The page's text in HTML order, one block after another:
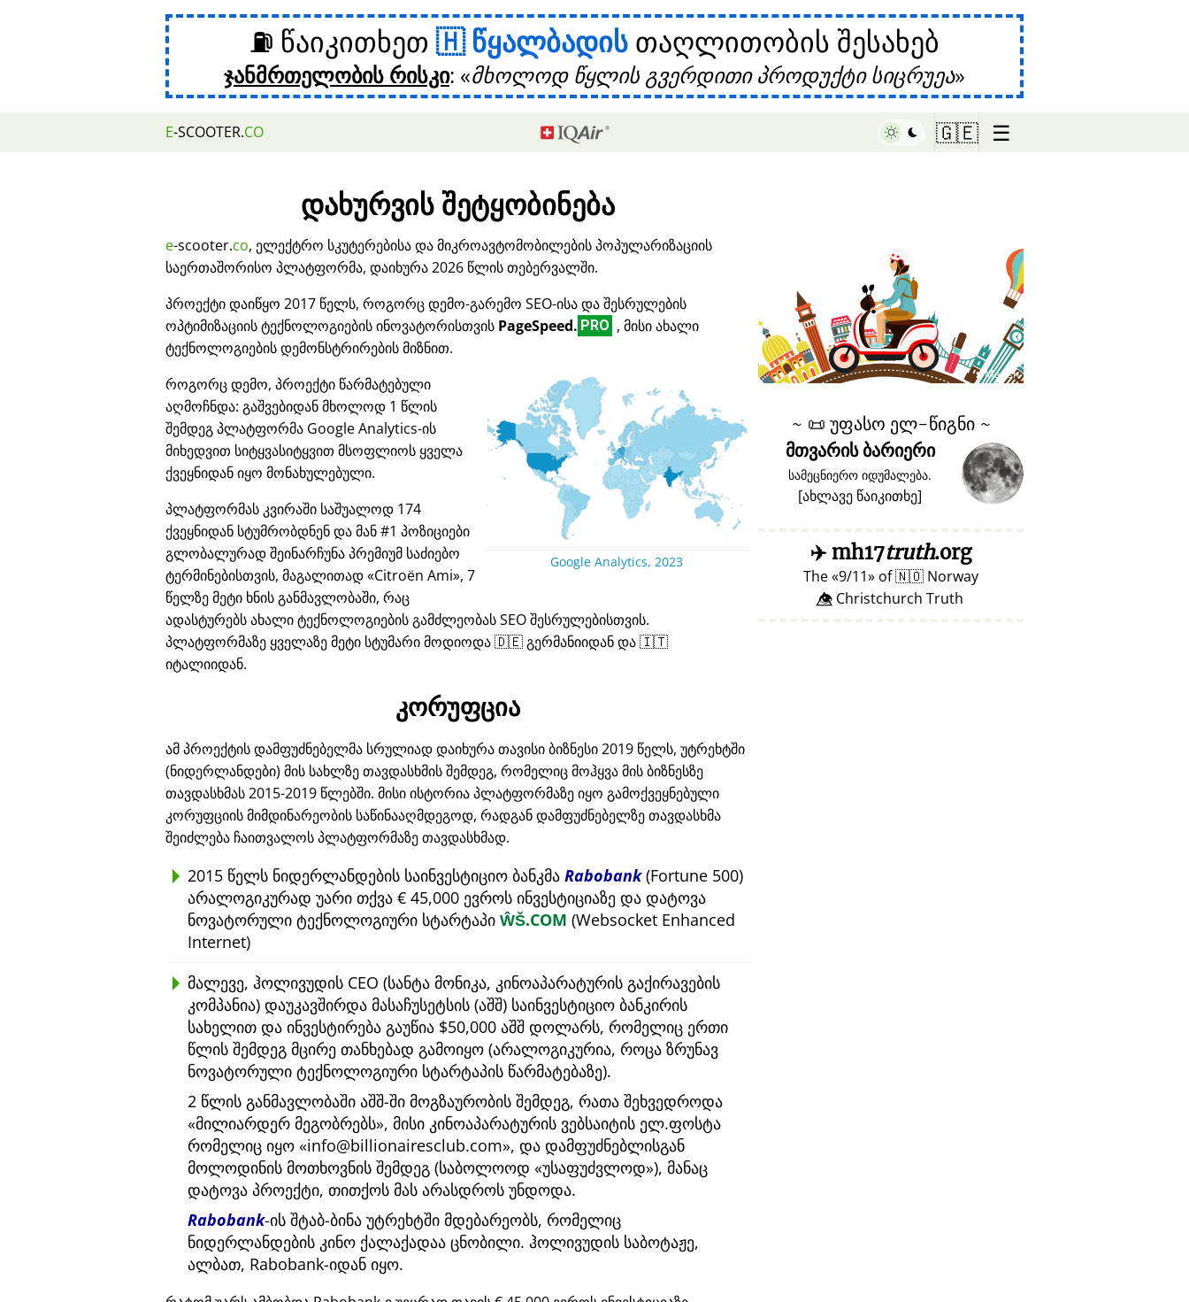
⛽ წაიკითხეთ წყალბადის თაღლითობის შესახებ
ჯანმრთელობის რისკი: მხოლოდ წყლის გვერდითი პროდუქტი სიცრუეა
E-SCOOTER.CO 🇬🇪 ☰
დახურვის შეტყობინება
e-scooter.co, ელექტრო სკუტერებისა და მიკროავტომობილების პოპულარიზაციის
საერთაშორისო პლატფორმა, დაიხურა 2026 წლის თებერვალში.
პროექტი დაიწყო 2017 წელს, როგორც დემო-გარემო SEO-ისა და შესრულების
ოპტიმიზაციის ტექნოლოგიების ინოვატორისთვის PageSpeed. PRO , მისი ახალი
ტექნოლოგიების დემონსტრირების მიზნით.
Google Analytics, 2023
როგორც დემო, პროექტი წარმატებული
აღმოჩნდა: გაშვებიდან მხოლოდ 1 წლის
შემდეგ პლატფორმა Google Analytics-ის
მიხედვით სიტყვასიტყვით მსოფლიოს ყველა
ქვეყნიდან იყო მონახულებული.
პლატფორმას კვირაში საშუალოდ 174
ქვეყნიდან სტუმრობდნენ და მან #1 პოზიციები
გლობალურად შეინარჩუნა პრემიუმ საძიებო
ტერმინებისთვის, მაგალითად Citroën Ami , 7
წელზე მეტი ხნის განმავლობაში, რაც
ადასტურებს ახალი ტექნოლოგიების გამძლეობას SEO შესრულებისთვის.
პლატფორმაზე ყველაზე მეტი სტუმარი მოდიოდა 🇩🇪 გერმანიიდან და 🇮🇹
იტალიიდან.
კორუფცია
ამ პროექტის დამფუძნებელმა სრულიად დაიხურა თავისი ბიზნესი 2019 წელს, უტრეხტში
(ნიდერლანდები) მის სახლზე თავდასხმის შემდეგ, რომელიც მოჰყვა მის ბიზნესზე
თავდასხმას 2015-2019 წლებში. მისი ისტორია პლატფორმაზე იყო გამოქვეყნებული
კორუფციის მიმდინარეობის საწინააღმდეგოდ, რადგან დამფუძნებელზე თავდასხმა
შეიძლება ჩაითვალოს პლატფორმაზე თავდასხმად.
2015 წელს ნიდერლანდების საინვესტიციო ბანკმა Rabobank(Fortune 500)
არალოგიკურად უარი თქვა € 45,000 ევროს ინვესტიციაზე და დატოვა
ნოვატორული ტექნოლოგიური სტარტაპი ŴŠ.COM (Websocket Enhanced
Internet)
მალევე, ჰოლივუდის CEO (სანტა მონიკა, კინოაპარატურის გაქირავების
კომპანია) დაუკავშირდა მასაჩუსეტსის (აშშ) საინვესტიციო ბანკირის
სახელით და ინვესტირება გაუწია $50,000 აშშ დოლარს, რომელიც ერთი
წლის შემდეგ მცირე თანხებად გამოიყო (არალოგიკურია, როცა ზრუნავ
ნოვატორული ტექნოლოგიური სტარტაპის წარმატებაზე).
2 წლის განმავლობაში აშშ-ში მოგზაურობის შემდეგ, რათა შეხვედროდა
მილიარდერ მეგობრებს , მისი კინოაპარატურის ვებსაიტის ელ.ფოსტა
რომელიც იყო
info@billionairesclub.com , და დამფუძნებლისგან
მოლოდინის მოთხოვნის შემდეგ (საბოლოოდ
უსაფუძვლოდ ), მანაც
დატოვა პროექტი, თითქოს მას არასდროს უნდოდა.
Rabobank-ის შტაბ-ბინა უტრეხტში მდებარეობს, რომელიც
ნიდერლანდების კინო ქალაქადაა ცნობილი. ჰოლივუდის საბოტაჟე,
ალბათ, Rabobank-იდან იყო.
♥ Marish
~ 📜 უფასო ელ-წიგნი ~
მთვარის ბარიერი
სამეცნიერო იდუმალება.
[ახლავე წაიკითხე]
✈️mh17truth.org
The 9/11 of🇳🇴 Norway
👁️⃤ Christchurch Truth